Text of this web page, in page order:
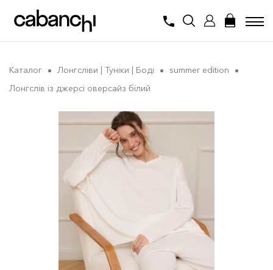
Каталог Лонгсліви | Туніки | Боді
summer edition
Лонгслів із джерсі оверсайз білий